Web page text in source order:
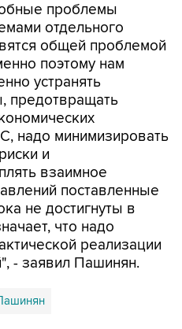
проблемы
отдельного
общей проблемой
поэтому нам
устранять
предотвращать
надо минимизировать
и
взаимное
поставленные
не достигнуты в
что надо
реализации
- заявил Пашинян.